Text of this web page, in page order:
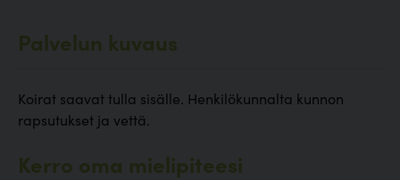
Palvelun kuvaus
Koirat saavat tulla sisälle. Henkilökunnalta kunnon
rapsutukset ja vettä.
Kerro oma mielipiteesi